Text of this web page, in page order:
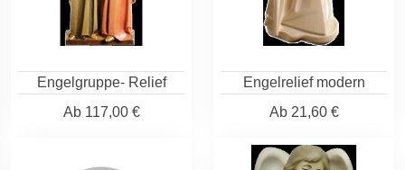
Engelgruppe- Relief
Ab117,00 €
Engelrelief modern
Ab21,60 €